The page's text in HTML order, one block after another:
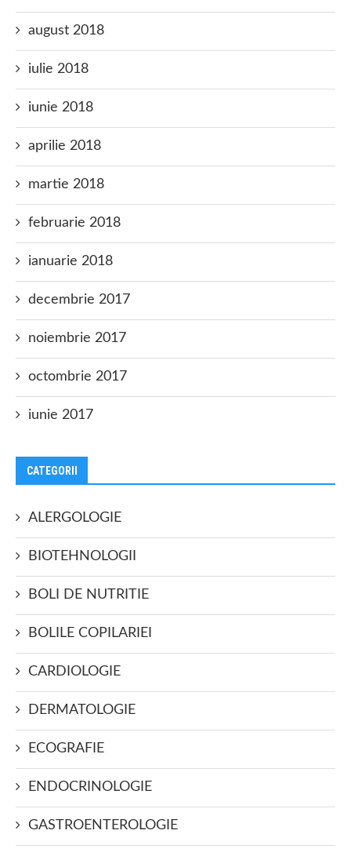
august 2018
iulie 2018
iunie 2018
aprilie 2018
martie 2018
februarie 2018
ianuarie 2018
decembrie 2017
noiembrie 2017
octombrie 2017
iunie 2017
CATEGORII
ALERGOLOGIE
BIOTEHNOLOGII
BOLI DE NUTRITIE
BOLILE COPILARIEI
CARDIOLOGIE
DERMATOLOGIE
ECOGRAFIE
ENDOCRINOLOGIE
GASTROENTEROLOGIE